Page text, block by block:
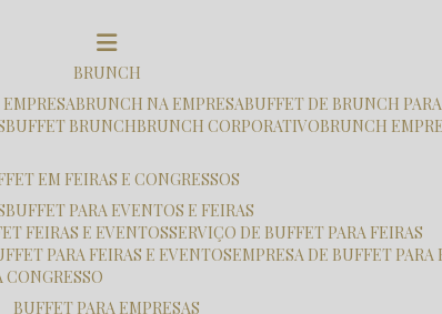
BRUNCH
EMPRESA BRUNCH NA EMPRESA BUFFET DE BRUNCH
BUFFET BRUNCH BRUNCH CORPORATIVO BRUNCH
EM FEIRAS E CONGRESSOS
BUFFET PARA EVENTOS E FEIRAS
FEIRAS E EVENTOS SERVIÇO DE BUFFET PARA FEIRAS
PARA FEIRAS E EVENTOS EMPRESA DE BUFFET PARA
CONGRESSO
BUFFET PARA EMPRESAS